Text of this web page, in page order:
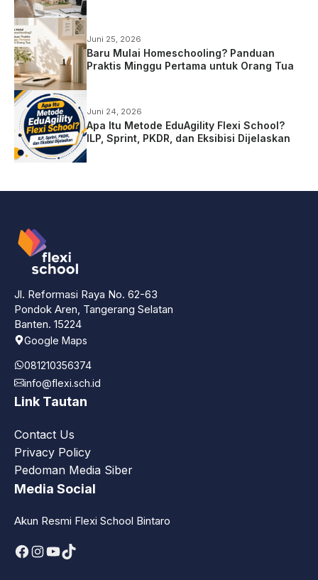
Juni 25, 2026
Baru Mulai Homeschooling? Panduan
Praktis Minggu Pertama untuk Orang Tua
Juni 24, 2026
Apa Itu Metode EduAgility Flexi School?
ILP, Sprint, PKDR, dan Eksibisi Dijelaskan
Jl. Reformasi Raya No. 62-63
Pondok Aren, Tangerang Selatan
Banten. 15224
Google Maps
081210356374
info@flexi.sch.id
Link Tautan
Contact Us
Privacy Policy
Pedoman Media Siber
Media Social
Akun Resmi Flexi School Bintaro
Facebook
Instagram
YouTube
TikTok